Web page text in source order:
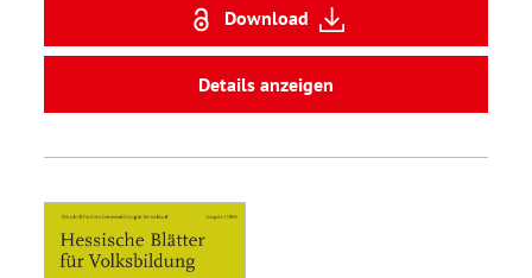
Download
Details anzeigen